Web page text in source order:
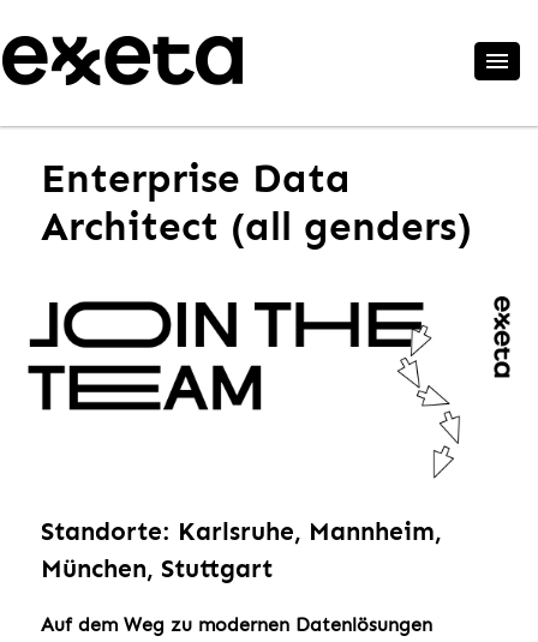
Enterprise Data
Architect (all genders)
Standorte: Karlsruhe, Mannheim,
München, Stuttgart
Auf dem Weg zu modernen Datenlösungen